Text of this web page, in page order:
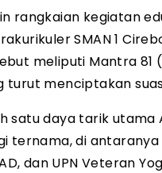
rangkaian kegiatan
SMAN 1
meliputi Mantra 81
turut menciptakan
satu daya tarik
ternama, di antaranya
dan UPN Veteran